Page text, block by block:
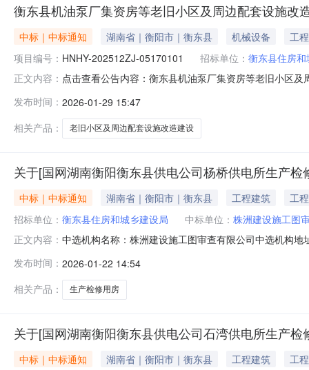
衡东县机油泵厂集资房等老旧小区及周边配套设施改
中标｜中标通知 湖南省｜衡阳市｜衡东县 机械设备
工程
项目编号： HNHY-202512ZJ-05170101 招标单位： 衡东县住房
正文内容： 点击查看公告内容：衡东县机油泵厂集资房等老旧小区
发布时间： 2026-01-29 15:47
相关产品：
老旧小区及周边配套设施改造建设
关于[国网湖南衡阳衡东县供电公司杨桥供电所生产
中标｜中标通知 湖南省｜衡阳市｜衡东县 工程建筑
工程
招标单位： 衡东县住房和城乡建设局 中标单位： 株洲建设施工图
正文内容： 中选机构名称：株洲建设施工图审查有限公司中选机构
元金额说明：无报名机构数量：1业主单位联系电话：
发布时间： 2026-01-22 14:54
相关产品：
生产检修用房
关于[国网湖南衡阳衡东县供电公司石湾供电所生产
中标｜中标通知 湖南省｜衡阳市｜衡东县 工程建筑
工程